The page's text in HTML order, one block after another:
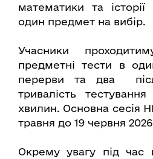
математики та
один предмет на вибір.
Учасники
предметні тести в
перерви та два
тривалість
хвилин. Основна сесія
травня до 19 червня
Окрему увагу під час